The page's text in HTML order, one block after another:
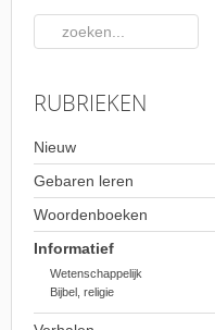
RUBRIEKEN
Nieuw
Gebaren leren
Woordenboeken
Informatief
Wetenschappelijk
Bijbel, religie